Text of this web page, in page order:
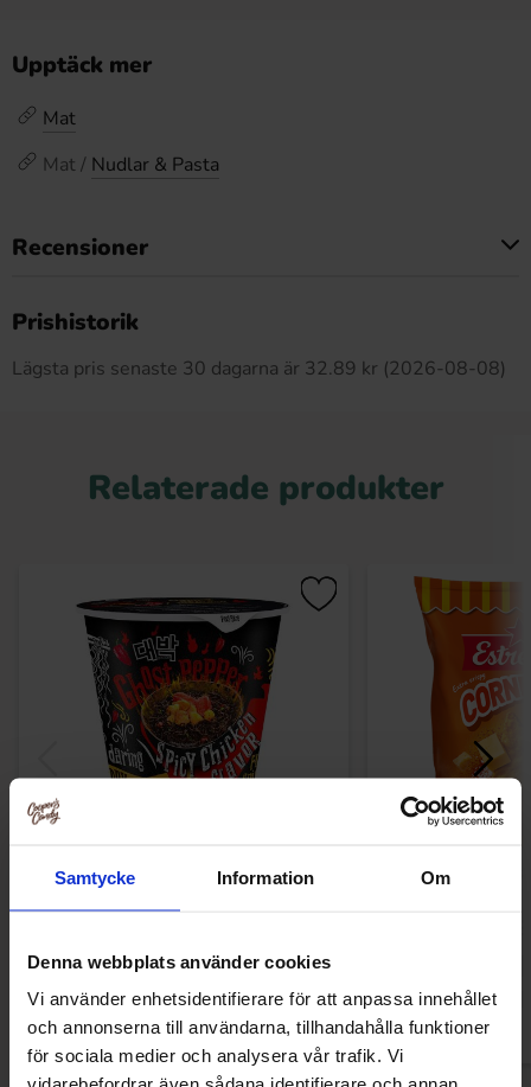
Samtycke Information Om
Denna webbplats använder cookies
Vi använder enhetsidentifierare för att anpassa innehållet
och annonserna till användarna, tillhandahålla funktioner
för sociala medier och analysera vår trafik. Vi
Upptäck mer
Mat
Mat / Nudlar & Pasta
Recensioner
Prishistorik
Lägsta pris senaste 30 dagarna är 32.89 kr (2026-08-08)
Relaterade produkter
Daebak Noodle Bowl Ghost Pepper
Estrella